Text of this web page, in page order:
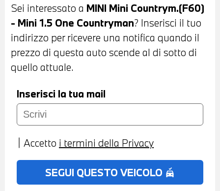
PORTATUTTO SUL TETTO - INTERNI IN
STOFFA FIREWORK CARBON BLACK -
VOLANTE SPORTIVO IN PELLE A TRE
RAZZE CON COMANDI MULTIFUNZIONE -
LIMITATORE DI VELOCITA' - CAMBIO
MANUALE - BRACCIOLO ANTERIORE -
ACTIVE GUARD - USB - BLUETOOTH -
RADIO DIGITALE DAB - TELESERVICES -
INTELLIGENTE - POSSIBILITA' DI PROVA -
POSSIBILITA' DI PERMUTA - POSSIBILITA'
DI FINANZIAMENTO ANCHE PER
Sei interessato a MINI Mini Countrym.(F60)
- Mini 1.5 One Countryman? Inserisci il tuo
indirizzo per ricevere una notifica quando il
prezzo di questa auto scende al di sotto di
quello attuale.
Inserisci la tua mail
Accetto i termini della Privacy
SEGUI QUESTO VEICOLO no_crash